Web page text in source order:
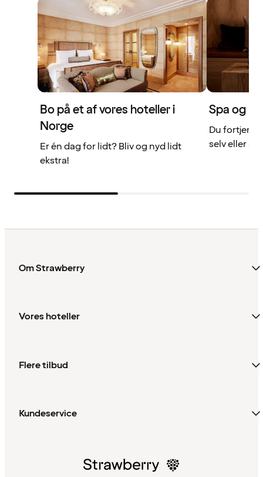
Bo på et af vores hoteller i
Norge
Er én dag for lidt? Bliv og nyd lidt
ekstra!
Spa og
Du
selv eller
Om Strawberry
Vores hoteller
Flere tilbud
Kundeservice